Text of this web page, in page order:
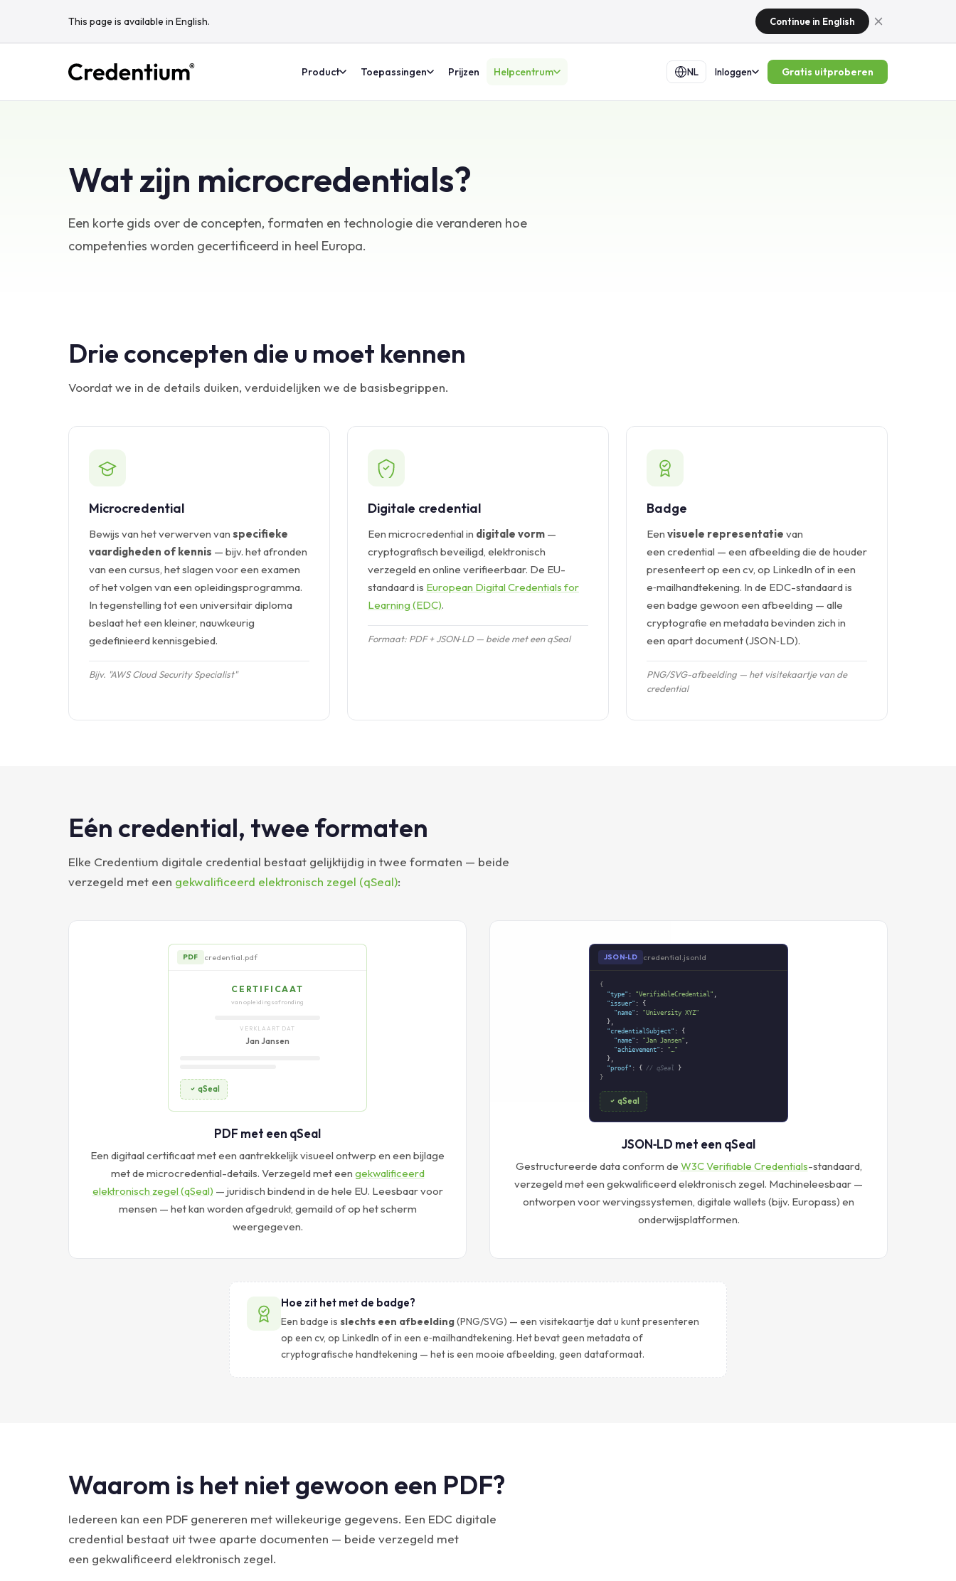
This page is available in English. Continue in English
Product Toepassingen Prijzen Helpcentrum NL Inloggen Gratis uitproberen
Wat zijn microcredentials?
Een korte gids over de concepten, formaten en technologie die veranderen hoe
competenties worden gecertificeerd in heel Europa.
Drie concepten die u moet kennen
Voordat we in de details duiken, verduidelijken we de basisbegrippen.
Microcredential
Bewijs van het verwerven van specifieke
vaardigheden of kennis — bijv. het afronden
van een cursus, het slagen voor een examen
of het volgen van een opleidingsprogramma.
In tegenstelling tot een universitair diploma
beslaat het een kleiner, nauwkeurig
gedefinieerd kennisgebied.
Bijv. "AWS Cloud Security Specialist"
Digitale credential
Een microcredential in digitale vorm —
cryptografisch beveiligd, elektronisch
verzegeld en online verifieerbaar. De EU-
standaard is European Digital Credentials for
Learning (EDC).
Formaat: PDF + JSON‑LD — beide met een qSeal
Badge
Een visuele representatie van
een credential — een afbeelding die de houder
presenteert op een cv, op LinkedIn of in een
e‑mailhandtekening. In de EDC-standaard is
een badge gewoon een afbeelding — alle
cryptografie en metadata bevinden zich in
een apart document (JSON‑LD).
PNG/SVG-afbeelding — het visitekaartje van de
credential
Eén credential, twee formaten
Elke Credentium digitale credential bestaat gelijktijdig in twee formaten — beide
verzegeld met een gekwalificeerd elektronisch zegel (qSeal):
CERTIFICAAT
van opleidingsafronding
VERKLAART DAT
Jan Jansen
SUPPLEMENT
microcredential-details
UITGEVER
ECTS
UITGIFTEDATUM
PDF met een qSeal
Een digitaal certificaat met een aantrekkelijk visueel ontwerp en een bijlage
met de microcredential-details. Verzegeld met een gekwalificeerd
elektronisch zegel (qSeal) — juridisch bindend in de hele EU. Leesbaar voor
mensen — het kan worden afgedrukt, gemaild of op het scherm
weergegeven.
JSON‑LD credential.jsonld
{
"type" : "VerifiableCredential" ,
"issuer" : {
"name" : "University XYZ"
},
"credentialSubject" : {
"name" : "Jan Jansen" ,
"achievement" : "…"
},
"proof" : { // qSeal }
}
qSeal
JSON‑LD met een qSeal
Gestructureerde data conform de W3C Verifiable Credentials-standaard,
verzegeld met een gekwalificeerd elektronisch zegel. Machineleesbaar —
ontworpen voor wervingssystemen, digitale wallets (bijv. Europass) en
onderwijsplatformen.
Hoe zit het met de badge?
Een badge is slechts een afbeelding(PNG/SVG) — een visitekaartje dat u kunt presenteren
op een cv, op LinkedIn of in een e‑mailhandtekening. Het bevat geen metadata of
cryptografische handtekening — het is een mooie afbeelding, geen dataformaat.
Waarom is het niet gewoon een PDF?
Iedereen kan een PDF genereren met willekeurige gegevens. Een EDC digitale
credential bestaat uit twee aparte documenten — beide verzegeld met
een gekwalificeerd elektronisch zegel.